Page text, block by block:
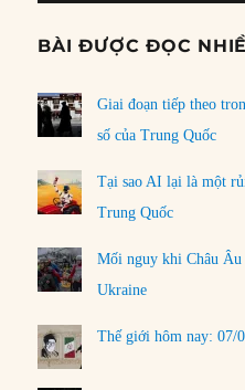
BÀI ĐƯỢC ĐỌC
Giai đoạn tiếp theo
số của Trung Quốc
Tại sao AI lại là một
Trung Quốc
Mối nguy khi Châu
Ukraine
Thế giới hôm nay: 07/